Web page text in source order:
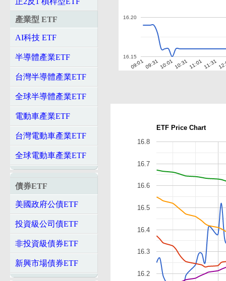
產業型 ETF
AI科技 ETF
半導體產業ETF
台灣半導體產業ETF
全球半導體產業ETF
電動車產業ETF
台灣電動車產業ETF
全球電動車產業ETF
債券ETF
美國政府公債ETF
投資級公司債ETF
非投資級債券ETF
新興市場債券ETF
09:0109:3110:0110:3111:0111:31
16.15
16.20
ETF Price Chart
16.2
16.3
16.4
16.5
16.6
16.7
16.8